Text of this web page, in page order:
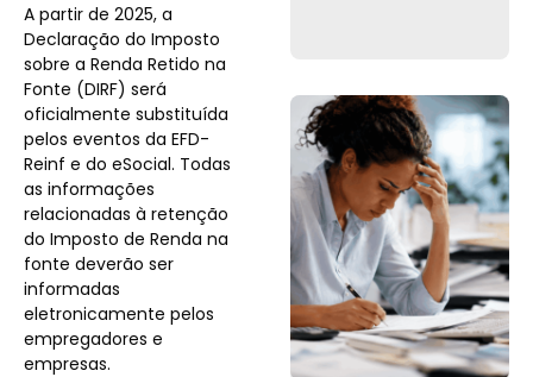
A partir de 2025, a
Declaração do Imposto
sobre a Renda Retido na
Fonte (DIRF) será
oficialmente substituída
pelos eventos da EFD-
Reinf e do eSocial. Todas
as informações
relacionadas à retenção
do Imposto de Renda na
fonte deverão ser
informadas
eletronicamente pelos
empregadores e
empresas.